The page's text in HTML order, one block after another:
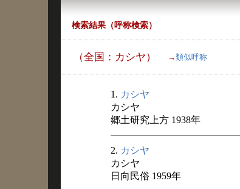
検索結果（呼称検索）
（全国：カシヤ） →類似呼称
1. カシヤ
カシヤ
郷土研究上方 1938年
2. カシヤ
カシヤ
日向民俗 1959年